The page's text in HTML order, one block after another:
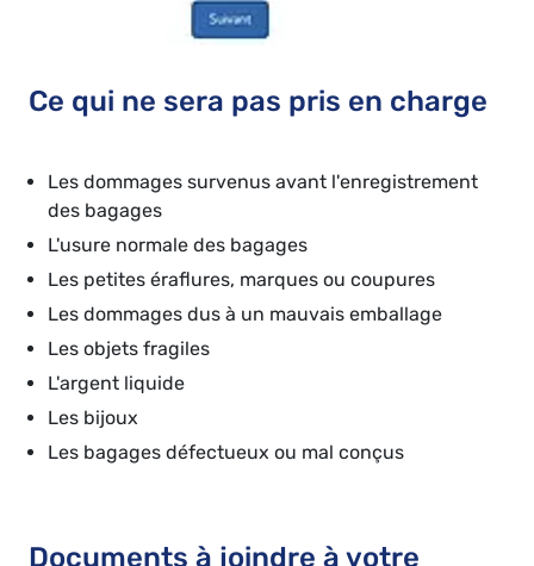
Ce qui ne sera pas pris en charge
Les dommages survenus avant l'enregistrement
des bagages
L'usure normale des bagages
Les petites éraflures, marques ou coupures
Les dommages dus à un mauvais emballage
Les objets fragiles
L'argent liquide
Les bijoux
Les bagages défectueux ou mal conçus
Documents à joindre à votre